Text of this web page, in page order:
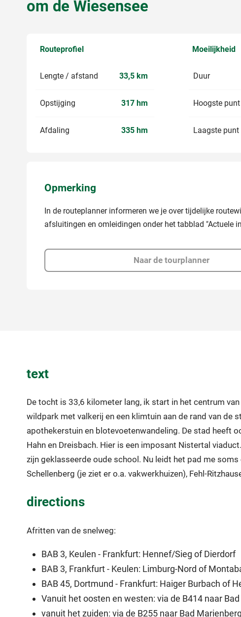
om de Wiesensee
Routeprofiel Moeilijkheid
Lengte / afstand 33,5 km
Opstijging 317 hm
Afdaling 335 hm
Duur
Hoogste punt
Laagste punt
Opmerking
In de routeplanner informeren we je over tijdelijke
afsluitingen en omleidingen onder het tabblad "Actuele
Naar de tourplanner
text
De tocht is 33,6 kilometer lang, ik start in het centrum
wildpark met valkerij en een klimtuin aan de rand van de
apothekerstuin en blotevoetenwandeling. De stad heeft
Hahn en Dreisbach. Hier is een imposant Nistertal
zijn geklasseerde oude school. Nu leidt het pad me
Schellenberg (je ziet er o.a. vakwerkhuizen), Fehl-
directions
Afritten van de snelweg:
BAB 3, Keulen - Frankfurt: Hennef/Sieg of Dierdorf
BAB 3, Frankfurt - Keulen: Limburg-Nord of
BAB 45, Dortmund - Frankfurt: Haiger Burbach of
Vanuit het oosten en westen: via de B414 naar
vanuit het zuiden: via de B255 naar Bad Marienberg